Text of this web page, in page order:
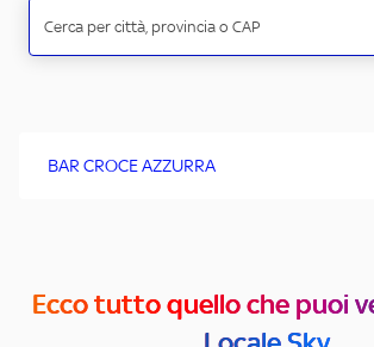
BAR CROCE AZZURRA
Ecco tutto quello che puoi